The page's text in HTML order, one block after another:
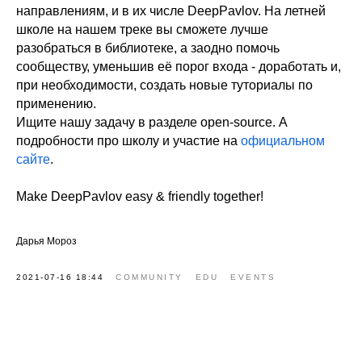
направлениям, и в их числе DeepPavlov. На летней
школе на нашем треке вы сможете лучше
разобраться в библиотеке, а заодно помочь
сообществу, уменьшив её порог входа - доработать и,
при необходимости, создать новые туториалы по
применению.
Ищите нашу задачу в разделе open-source. А
подробности про школу и участие на официальном
сайте.
Make DeepPavlov easy & friendly together!
Дарья Мороз
2021-07-16 18:44 COMMUNITY EDU EVENTS